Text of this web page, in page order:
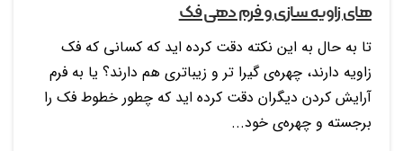
های زاویه سازی و فرم دهی فک
تا به حال به این نکته دقت کرده اید که کسانی که فک
زاویه دارند، چهره‌ی گیرا تر و زیباتری هم دارند؟ یا به فرم
آرایش کردن دیگران دقت کرده اید که چطور خطوط فک را
برجسته و چهره‌ی خود...